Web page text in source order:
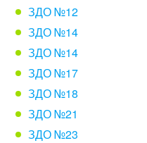
ЗДО №12
ЗДО №14
ЗДО №14
ЗДО №17
ЗДО №18
ЗДО №21
ЗДО №23